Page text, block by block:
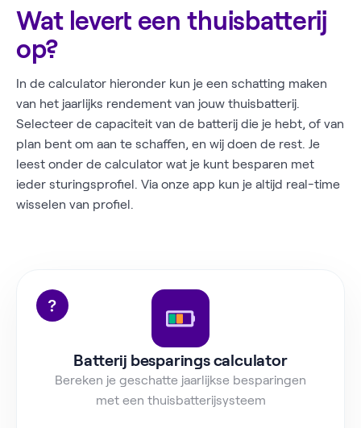
Wat levert een thuisbatterij
op?
In de calculator hieronder kun je een schatting maken
van het jaarlijks rendement van jouw thuisbatterij.
Selecteer de capaciteit van de batterij die je hebt, of van
plan bent om aan te schaffen, en wij doen de rest. Je
leest onder de calculator wat je kunt besparen met
ieder sturingsprofiel. Via onze app kun je altijd real-time
wisselen van profiel.
Batterij besparings calculator
Bereken je geschatte jaarlijkse besparingen
met een thuisbatterijsysteem